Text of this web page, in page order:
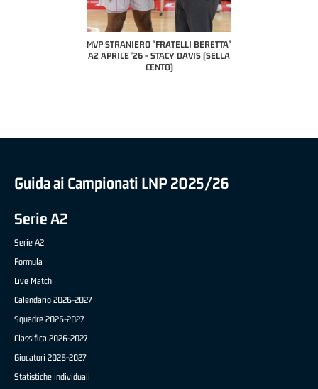
MVP "FRATELLI BERETTA" SAMUEL
DILAS B NAZIONALE APRILE '26 -
MARCO RESTELLI (TAV TREVIGLIO
Guida ai Campionati LNP 2025/26
Serie A2
Serie A2
Formula
Live Match
Calendario 2026-2027
Squadre 2026-2027
Classifica 2026-2027
Giocatori 2026-2027
Statistiche individuali